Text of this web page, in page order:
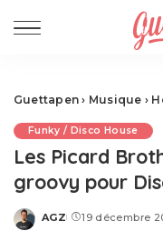
Guettapen › Musique ›
Funky / Disco House
Les Picard
groovy pour
Posted
AGZ 19 décembre